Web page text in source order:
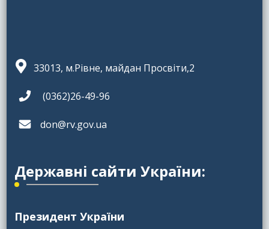
33013, м.Рівне, майдан Просвіти,2
(0362)26-49-96
don@rv.gov.ua
Державні сайти України:
Президент України